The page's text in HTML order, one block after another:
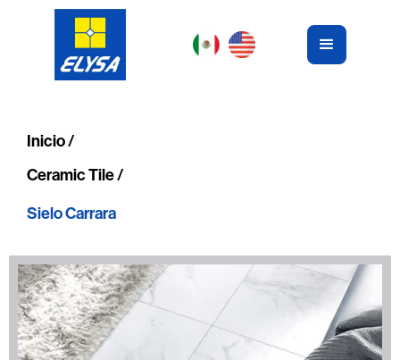
Inicio /
Ceramic Tile /
Sielo Carrara